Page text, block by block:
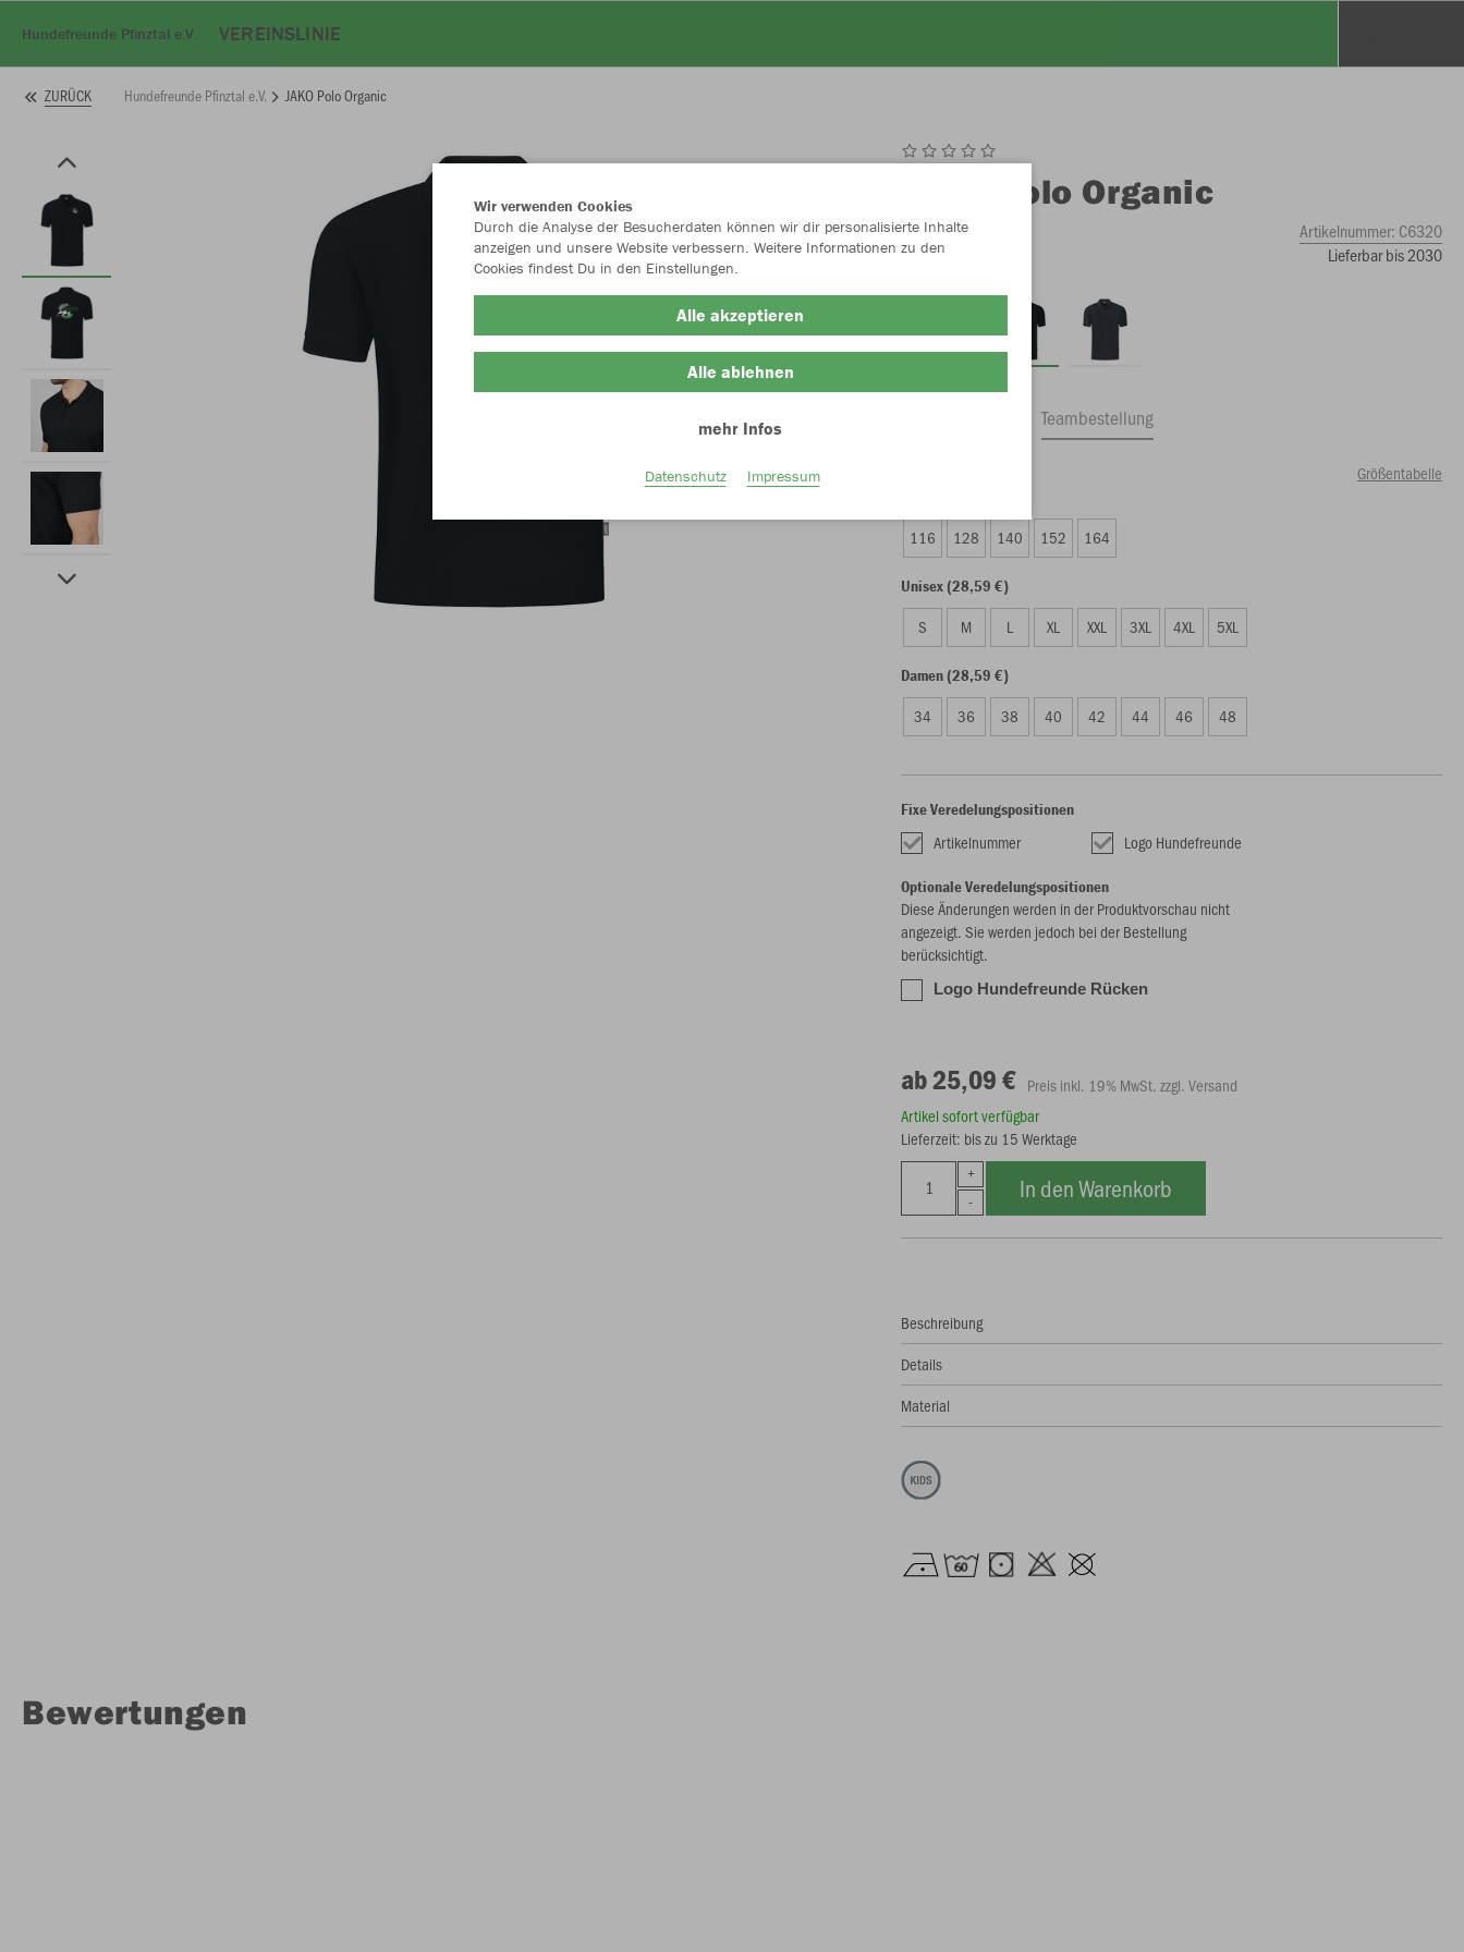
Hundefreunde Pfinztal e.V. VEREINSLINIE
ZURÜCK Hundefreunde Pfinztal e.V. JAKO Polo Organic
Polo Organic
schwarz Artikelnummer: C6320
Lieferbar bis 2030
Teambestellung
Größentabelle
116 128 140 152 164
Unisex (28,59 €)
S M L XL XXL 3XL 4XL 5XL
Damen (28,59 €)
34 36 38 40 42 44 46 48
Fixe Veredelungspositionen
Artikelnummer Logo Hundefreunde
Optionale Veredelungspositionen
Diese Änderungen werden in der Produktvorschau nicht
angezeigt. Sie werden jedoch bei der Bestellung
berücksichtigt.
Logo Hundefreunde Rücken
ab 25,09 € Preis inkl. 19% MwSt. zzgl. Versand
Artikel sofort verfügbar
Lieferzeit: bis zu 15 Werktage
In den Warenkorb
Beschreibung
Details
Material
Bewertungen
Wir verwenden Cookies
Durch die Analyse der Besucherdaten können wir dir personalisierte Inhalte
anzeigen und unsere Website verbessern. Weitere Informationen zu den
Cookies findest Du in den Einstellungen.
Alle akzeptieren
Alle ablehnen
mehr Infos
Datenschutz Impressum